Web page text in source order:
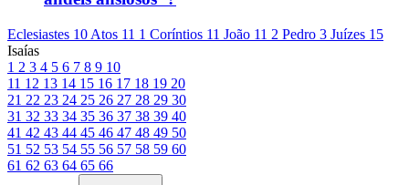
Eclesiastes 10 Atos 11 1 Coríntios 11 João 11 2 Pedro 3 Juízes 15
Isaías
1 2 3 4 5 6 7 8 9 10
11 12 13 14 15 16 17 18 19 20
21 22 23 24 25 26 27 28 29 30
31 32 33 34 35 36 37 38 39 40
41 42 43 44 45 46 47 48 49 50
51 52 53 54 55 56 57 58 59 60
61 62 63 64 65 66